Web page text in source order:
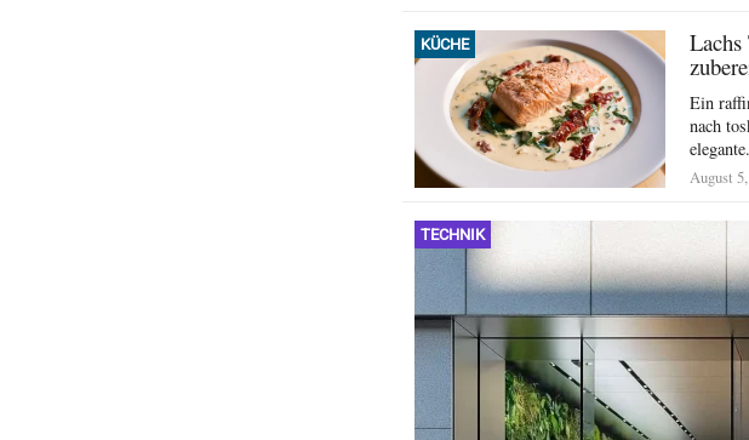
KÜCHE
Ein
nach
August
TECHNIK